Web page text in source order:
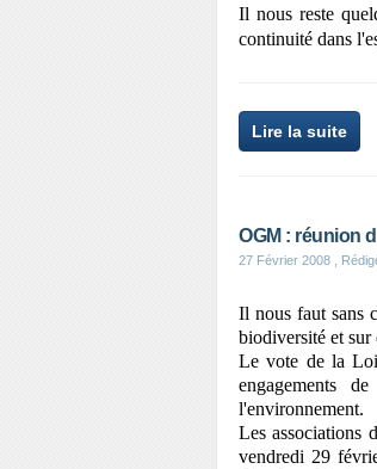
Il nous reste
continuité dans
Lire la suite
OGM : réunion
27 Février 2008 ,
Il nous faut sans
biodiversité et sur
Le vote de la Loi
engagements
l'environnement.
Les associations
vendredi 29